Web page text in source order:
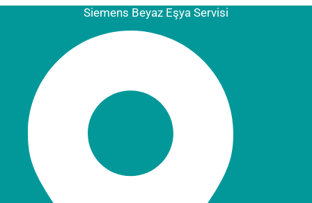
Siemens Beyaz Eşya Servisi